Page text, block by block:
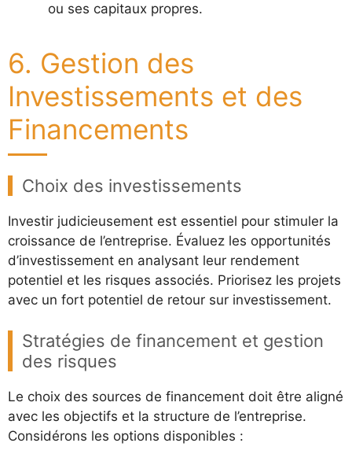
ou ses capitaux propres.
6. Gestion des
Investissements et des
Financements
Choix des investissements
Investir judicieusement est essentiel pour stimuler la
croissance de l’entreprise. Évaluez les opportunités
d’investissement en analysant leur rendement
potentiel et les risques associés. Priorisez les projets
avec un fort potentiel de retour sur investissement.
Stratégies de financement et gestion
des risques
Le choix des sources de financement doit être aligné
avec les objectifs et la structure de l’entreprise.
Considérons les options disponibles :